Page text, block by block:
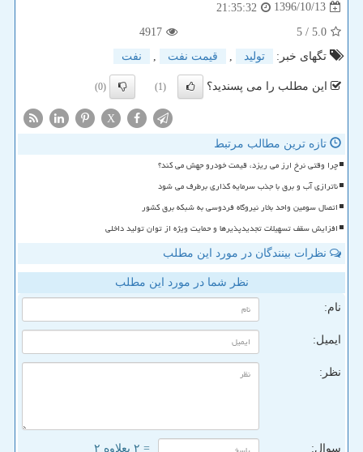
1396/10/13
21:35:32
5.0
/ 5
4917
تگهای خبر:
تولید , قیمت نفت , نفت
این مطلب را می پسندید؟ (1)
(0)
X
تازه ترین مطالب مرتبط
چرا وقتی نرخ ارز می ریزد، قیمت خودرو جهش می کند؟
ناترازی آب و برق با جذب سرمایه گذاری برطرف می شود
اتصال سومین واحد بخار نیروگاه فردوسی به شبکه برق کشور
افزایش سقف تسهیلات تجدیدپذیرها و حمایت ویژه از توان تولید داخلی
نظرات بینندگان در مورد این مطلب
نظر شما در مورد این مطلب
نام:
ایمیل:
نظر:
سوال: = ۲ بعلاوه ۲